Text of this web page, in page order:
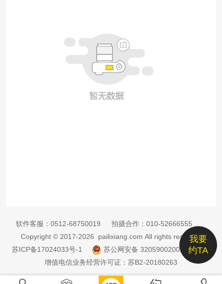
我要
约TA
软件客服： 0512-68750019 拍摄合作： 010-52666555
Copyright © 2017-2026 pailixiang.com All rights reserved
苏ICP备17024033号-1
苏公网安备 32059002002885号
增值电信业务经营许可证：苏B2-20180263